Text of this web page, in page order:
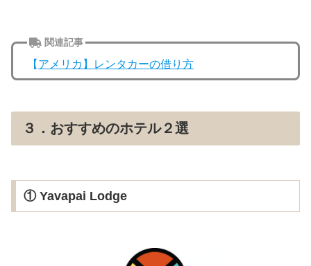
関連記事
【 アメリカ】レンタカーの借り方
３．おすすめのホテル２選
① Yavapai Lodge